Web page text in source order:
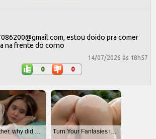
estou doido pra comer
na frente do corno
14/07/2026 às 18h57
0 0
Stepbrother, why did you show me your dick? Now I want to fuck you with my wet pussy Turn Your Fantasies into Reality